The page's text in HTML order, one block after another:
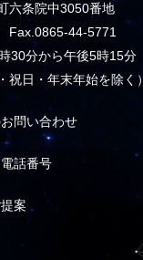
六条院中3050番地
44-5771
30分から午後5時15分
祝日・年末年始を除く）
問い合わせ
話番号
案